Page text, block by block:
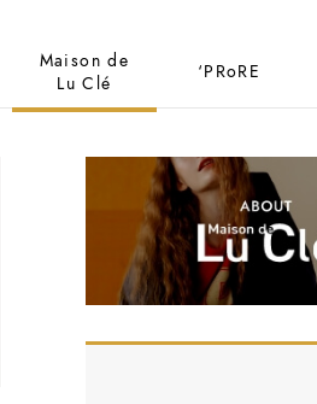
Maison de
Lu Clé
‘PRoRE